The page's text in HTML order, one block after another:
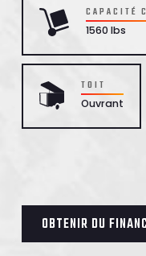
CAPACITÉ
1560 lbs
TOIT
Ouvrant
OBTENIR DU